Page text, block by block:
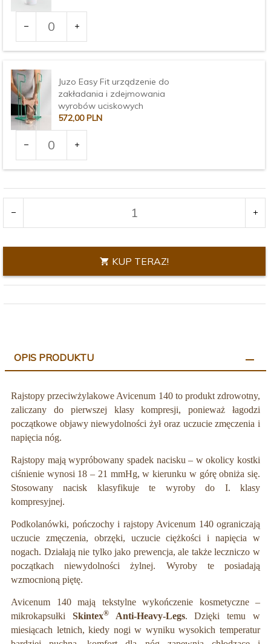
dla
produktu
3375
Juzo Easy Fit urządzenie do
zakładania i zdejmowania
wyrobów uciskowych
572,00 PLN
dla
produktu
3377
KUP TERAZ!
OPIS PRODUKTU
Rajstopy przeciwżylakowe Avicenum 140 to produkt zdrowotny,
zaliczany do pierwszej klasy kompresji, ponieważ łagodzi
początkowe objawy niewydolności żył oraz uczucie zmęczenia i
napięcia nóg.
Rajstopy mają wypróbowany spadek nacisku – w okolicy kostki
ciśnienie wynosi 18 – 21 mmHg, w kierunku w górę obniża się.
Stosowany nacisk klasyfikuje te wyroby do I. klasy
kompresyjnej.
Podkolanówki, pończochy i rajstopy Avicenum 140 ograniczają
uczucie zmęczenia, obrzęki, uczucie ciężkości i napięcia w
nogach. Działają nie tylko jako prewencja, ale także leczniczo w
początkach niewydolności żylnej. Wyroby te posiadają
wzmocnioną piętę.
Avicenum 140 mają tekstylne wykończenie kosmetyczne –
mikrokapsułki Skintex®Anti-Heavy-Legs. Dzięki temu w
miesiącach letnich, kiedy nogi w wyniku wysokich temperatur